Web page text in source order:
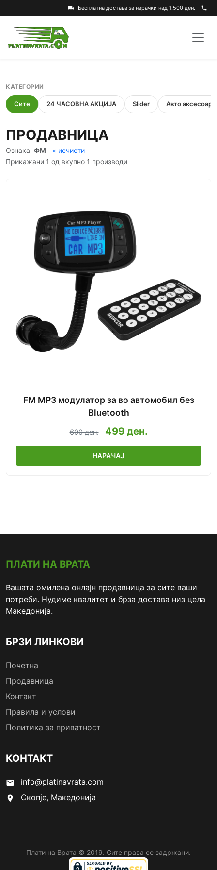
local_shipping Бесплатна достава за нарачки над 1.500 ден. phone
КАТЕГОРИИ
Сите 24 ЧАСОВНА АКЦИЈА Slider Авто аксесоари
ПРОДАВНИЦА
Ознака: ФМ
× исчисти
Прикажани 1 од вкупно 1 производи
FM MP3 модулатор за во автомобил без
Bluetooth
600 ден. 499 ден.
НАРАЧАЈ
ПЛАТИ НА ВРАТА
Вашата омилена онлајн продавница за сите ваши
потреби. Нудиме квалитет и брза достава низ цела
Македонија.
БРЗИ ЛИНКОВИ
Почетна
Продавница
Контакт
Правила и услови
Политика за приватност
КОНТАКТ
email info@platinavrata.com
location_on Скопје, Македонија
Плати на Врата © 2019. Сите права се задржани.